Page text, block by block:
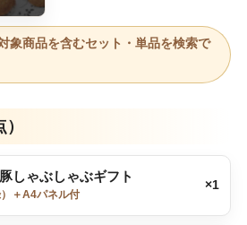
象商品を含むセット・単品を検索で
しゃぶしゃぶギフト
＋A4パネル付
×1